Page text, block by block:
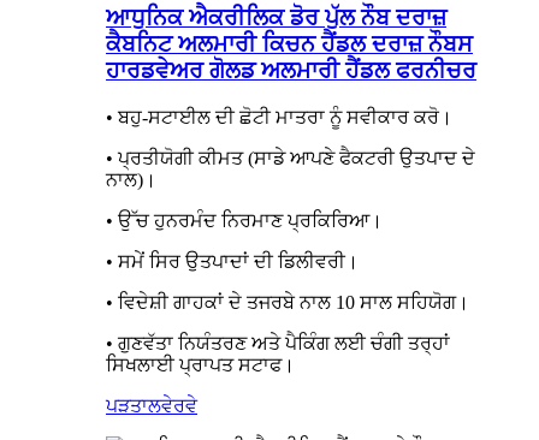
ਆਧੁਨਿਕ ਐਕਰੀਲਿਕ ਡੋਰ ਪੁੱਲ ਨੌਬ ਦਰਾਜ਼
ਕੈਬਨਿਟ ਅਲਮਾਰੀ ਕਿਚਨ ਹੈਂਡਲ ਦਰਾਜ਼ ਨੌਬਸ
ਹਾਰਡਵੇਅਰ ਗੋਲਡ ਅਲਮਾਰੀ ਹੈਂਡਲ ਫਰਨੀਚਰ
• ਬਹੁ-ਸਟਾਈਲ ਦੀ ਛੋਟੀ ਮਾਤਰਾ ਨੂੰ ਸਵੀਕਾਰ ਕਰੋ।
• ਪ੍ਰਤੀਯੋਗੀ ਕੀਮਤ (ਸਾਡੇ ਆਪਣੇ ਫੈਕਟਰੀ ਉਤਪਾਦ ਦੇ
ਨਾਲ)।
• ਉੱਚ ਹੁਨਰਮੰਦ ਨਿਰਮਾਣ ਪ੍ਰਕਿਰਿਆ।
• ਸਮੇਂ ਸਿਰ ਉਤਪਾਦਾਂ ਦੀ ਡਿਲੀਵਰੀ।
• ਵਿਦੇਸ਼ੀ ਗਾਹਕਾਂ ਦੇ ਤਜਰਬੇ ਨਾਲ 10 ਸਾਲ ਸਹਿਯੋਗ।
• ਗੁਣਵੱਤਾ ਨਿਯੰਤਰਣ ਅਤੇ ਪੈਕਿੰਗ ਲਈ ਚੰਗੀ ਤਰ੍ਹਾਂ
ਸਿਖਲਾਈ ਪ੍ਰਾਪਤ ਸਟਾਫ।
ਪੜਤਾਲਵੇਰਵੇ